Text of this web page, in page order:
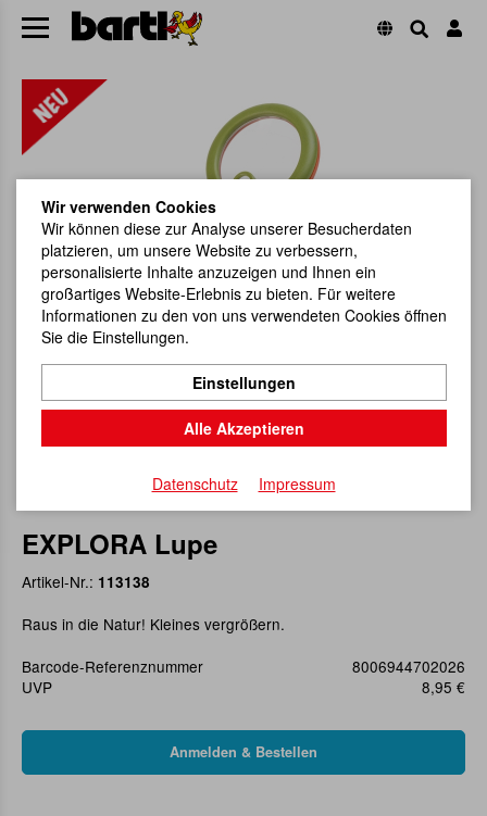
EXPLORA Lupe
Artikel-Nr.: 113138
Raus in die Natur! Kleines vergrößern.
Barcode-Referenznummer
8006944702026
UVP
8,95 €
Wir verwenden Cookies
Wir können diese zur Analyse unserer Besucherdaten
platzieren, um unsere Website zu verbessern,
personalisierte Inhalte anzuzeigen und Ihnen ein
großartiges Website-Erlebnis zu bieten. Für weitere
Informationen zu den von uns verwendeten Cookies öffnen
Sie die Einstellungen.
Einstellungen
Alle Akzeptieren
Datenschutz Impressum